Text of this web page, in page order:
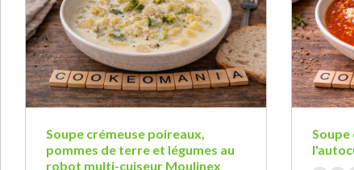
Soupe crémeuse poireaux,
pommes de terre et légumes au
robot multi-cuiseur Moulinex
Soupe